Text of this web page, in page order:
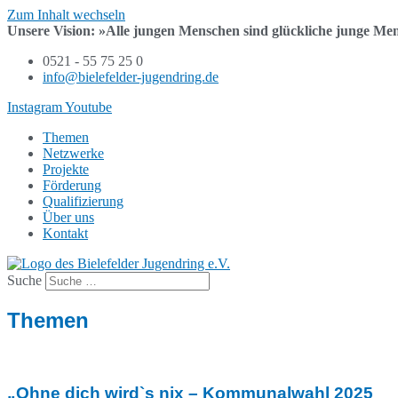
Zum Inhalt wechseln
Unsere Vision: »Alle jungen Menschen sind glückliche junge
0521 - 55 75 25 0
info@bielefelder-jugendring.de
InstagramYoutube
Themen
Netzwerke
Projekte
Förderung
Qualifizierung
Über uns
Kontakt
Suche
Themen
„Ohne dich wird`s nix – Kommunalwahl 2025